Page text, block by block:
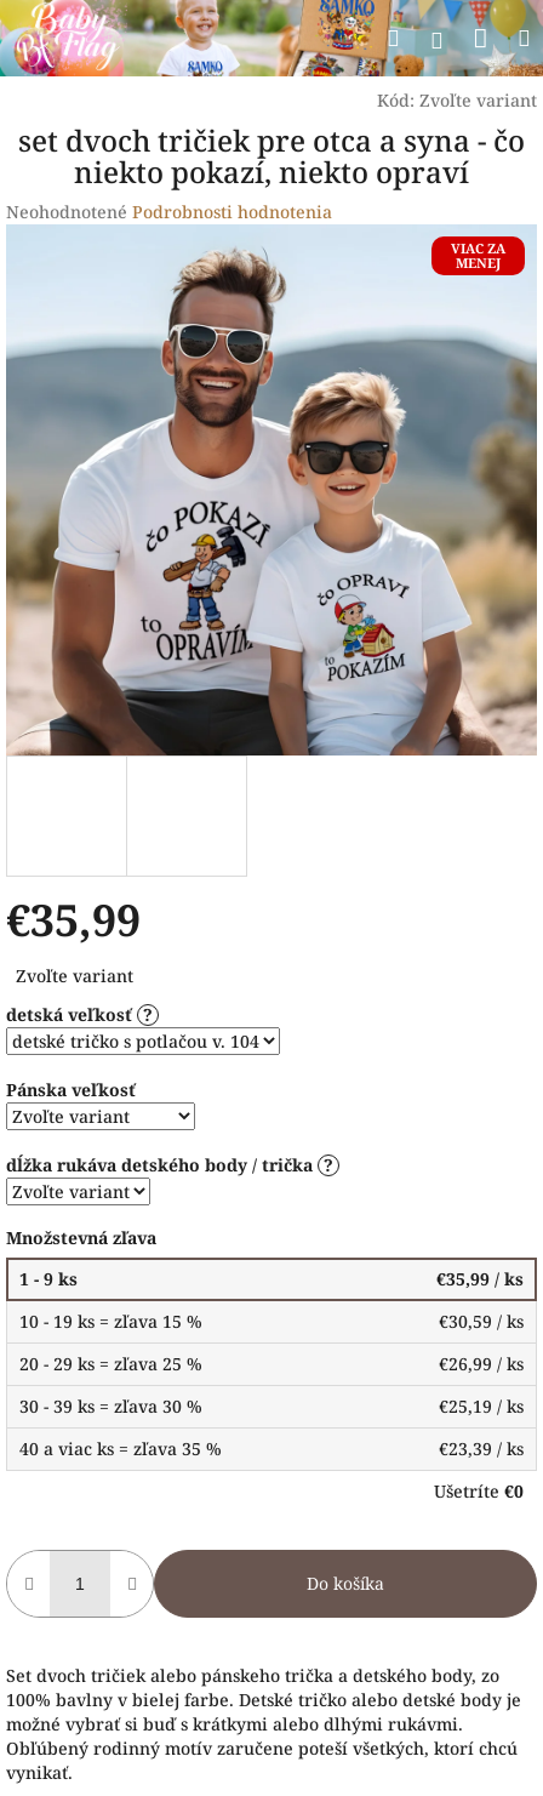
Prejsť
na
obsah
Hľadať
Kód: Zvoľte variant
set dvoch tričiek pre otca a syna - čo
niekto pokazí, niekto opraví
Priemerné
5
Neohodnotené Podrobnosti hodnotenia
VIAC ZA
MENEJ
€35,99
cena:
Zvoľte variant
detská veľkosť ?
Pánska veľkosť
dĺžka rukáva detského body / trička ?
Množstevná zľava
1 - 9 ks
€35,99 / ks
10 - 19 ks = zľava 15 %
€30,59 / ks
20 - 29 ks = zľava 25 %
€26,99 / ks
30 - 39 ks = zľava 30 %
€25,19 / ks
40 a viac ks = zľava 35 %
€23,39 / ks
Ušetríte €0
Do košíka
Set dvoch tričiek alebo pánskeho trička a detského body, zo
100% bavlny v bielej farbe. Detské tričko alebo detské body je
možné vybrať si buď s krátkymi alebo dlhými rukávmi.
Obľúbený rodinný motív zaručene poteší všetkých, ktorí chcú
vynikať.